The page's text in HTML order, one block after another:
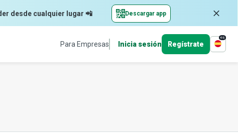
desde cualquier lugar 📲 Descargar app
Para Empresas Inicia sesión Regístrate
es